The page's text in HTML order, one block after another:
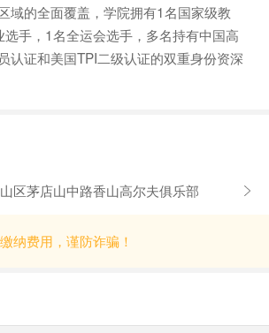
域的全面覆盖，学院拥有1名国家级教
手，1名全运会选手，多名持有中国高
认证和美国TPI二级认证的双重身份资深
区茅店山中路香山高尔夫俱乐部
纳费用，谨防诈骗！